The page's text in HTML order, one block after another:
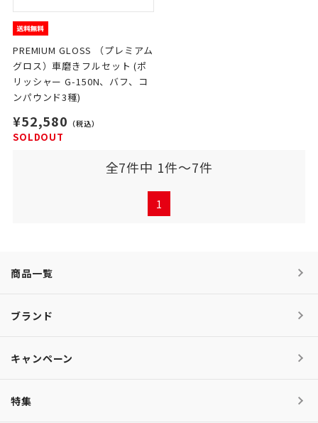
PREMIUM GLOSS （プレミアム
グロス）車磨きフルセット (ポ
リッシャー G-150N、バフ、コ
ンパウンド3種)
¥52,580 （税込）
SOLDOUT
全7件中 1件～7件
1
商品一覧
ブランド
キャンペーン
特集